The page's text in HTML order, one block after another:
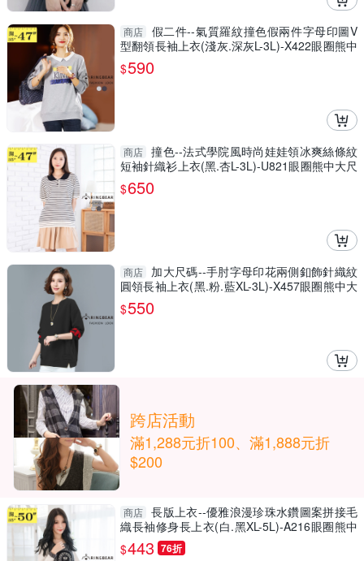
商店
假二件--氣質羅紋撞色假兩件字母印圖V
型翻領長袖上衣(淺灰.深灰L-3L)-X422眼圈熊中
大尺碼
$590
商店 撞色--法式學院風時尚娃娃領冰爽絲條紋
短袖針織衫上衣(黑.杏L-3L)-U821眼圈熊中大尺
碼
$650
商店
加大尺碼--手肘字母印花兩側釦飾針織紋
圓領長袖上衣(黑.粉.藍XL-3L)-X457眼圈熊中大
尺碼
$550
跨店活動
滿1,288元折100、滿1,888元折
$200
商店 長版上衣--優雅浪漫珍珠水鑽圖案拼接毛
織長袖修身長上衣(白.黑XL-5L)-A216眼圈熊中
大尺碼
$443 76折